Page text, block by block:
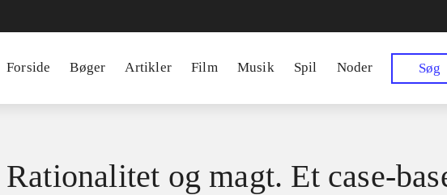
Forside Bøger Artikler Film Musik Spil Noder Søg
Rationalitet og magt. Et case-